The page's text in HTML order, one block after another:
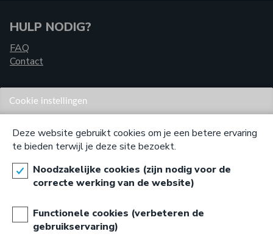
HULP NODIG?
FAQ
Contact
VOOR SCHOLEN
waardoor printen een plezier wordt voor alle leerkrachten.
voor uw school.
Lees meer...
Cookie instellingen
Deze website gebruikt cookies om je een betere ervaring
te bieden terwijl je deze site bezoekt.
Noodzakelijke cookies (zijn nodig voor de
correcte werking van de website)
Functionele cookies (verbeteren de
gebruikservaring)